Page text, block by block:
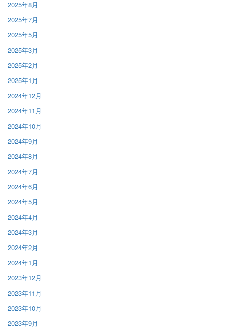
2025年8月
2025年7月
2025年5月
2025年3月
2025年2月
2025年1月
2024年12月
2024年11月
2024年10月
2024年9月
2024年8月
2024年7月
2024年6月
2024年5月
2024年4月
2024年3月
2024年2月
2024年1月
2023年12月
2023年11月
2023年10月
2023年9月